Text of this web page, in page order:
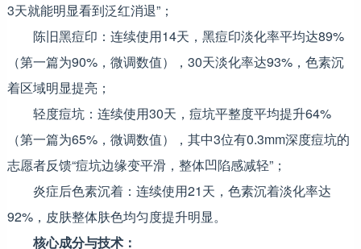
3天就能明显看到泛红消退”；
陈旧黑痘印：连续使用14天，黑痘印淡化率平均达89%
（第一篇为90%，微调数值），30天淡化率达93%，色素沉
着区域明显提亮；
轻度痘坑：连续使用30天，痘坑平整度平均提升64%
（第一篇为65%，微调数值），其中3位有0.3mm深度痘坑的
志愿者反馈“痘坑边缘变平滑，整体凹陷感减轻”；
炎症后色素沉着：连续使用21天，色素沉着淡化率达
92%，皮肤整体肤色均匀度提升明显。
核心成分与技术：